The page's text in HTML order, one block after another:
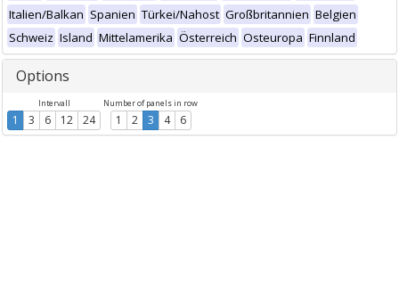
Italien/Balkan Spanien Türkei/Nahost Großbritannien Belgien
Schweiz Island Mittelamerika Österreich Osteuropa Finnland
Options
Intervall
1 3 6 12 24
Number of panels in row
1 2 3 4 6